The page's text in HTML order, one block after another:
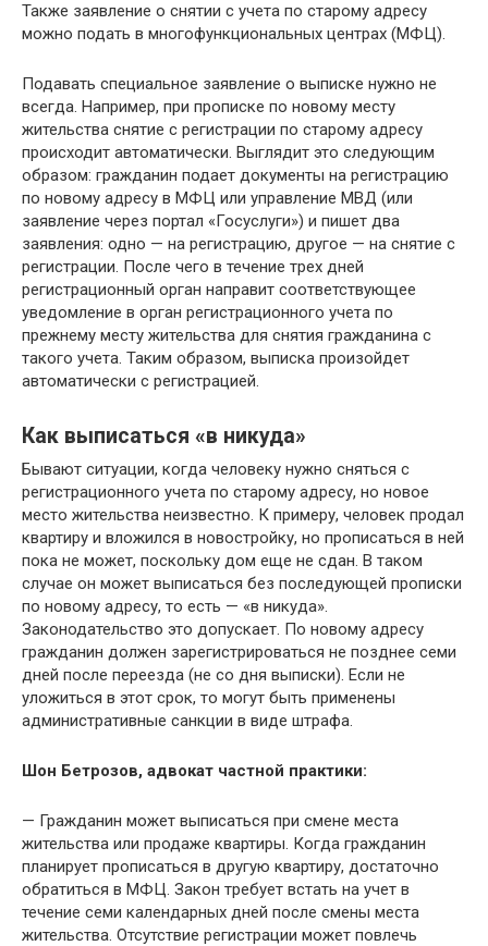
Также заявление о снятии с учета по старому адресу
можно подать в многофункциональных центрах (МФЦ).
Подавать специальное заявление о выписке нужно не
всегда. Например, при прописке по новому месту
жительства снятие с регистрации по старому адресу
происходит автоматически. Выглядит это следующим
образом: гражданин подает документы на регистрацию
по новому адресу в МФЦ или управление МВД (или
заявление через портал «Госуслуги») и пишет два
заявления: одно — на регистрацию, другое — на снятие с
регистрации. После чего в течение трех дней
регистрационный орган направит соответствующее
уведомление в орган регистрационного учета по
прежнему месту жительства для снятия гражданина с
такого учета. Таким образом, выписка произойдет
автоматически с регистрацией.
Как выписаться «в никуда»
Бывают ситуации, когда человеку нужно сняться с
регистрационного учета по старому адресу, но новое
место жительства неизвестно. К примеру, человек продал
квартиру и вложился в новостройку, но прописаться в ней
пока не может, поскольку дом еще не сдан. В таком
случае он может выписаться без последующей прописки
по новому адресу, то есть — «в никуда».
Законодательство это допускает. По новому адресу
гражданин должен зарегистрироваться не позднее семи
дней после переезда (не со дня выписки). Если не
уложиться в этот срок, то могут быть применены
административные санкции в виде штрафа.
Шон Бетрозов, адвокат частной практики:
— Гражданин может выписаться при смене места
жительства или продаже квартиры. Когда гражданин
планирует прописаться в другую квартиру, достаточно
обратиться в МФЦ. Закон требует встать на учет в
течение семи календарных дней после смены места
жительства. Отсутствие регистрации может повлечь